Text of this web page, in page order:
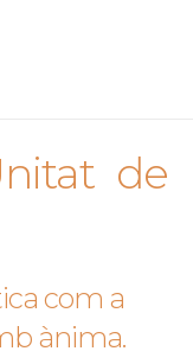
de
com a
ànima.